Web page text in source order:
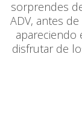
sorprendes
ADV, antes
apareciendo
disfrutar de